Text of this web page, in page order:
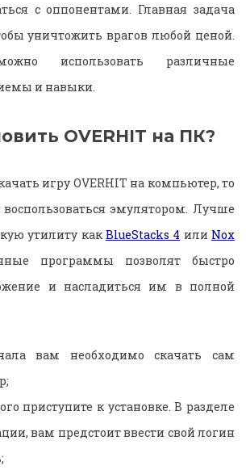
с оппонентами. Главная задача
уничтожить врагов любой ценой.
использовать различные
и навыки.
OVERHIT на ПК?
игру OVERHIT на компьютер, то
эмулятором. Лучше
утилиту как BlueStacks 4 или Nox
программы позволят быстро
и насладиться им в полной
вам необходимо скачать сам
приступите к установке. В разделе
вам предстоит ввести свой логин